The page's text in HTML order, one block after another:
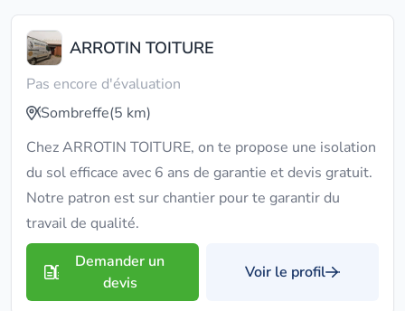
ARROTIN TOITURE
Pas encore d'évaluation
Sombreffe(5 km)
Chez ARROTIN TOITURE, on te propose une isolation
du sol efficace avec 6 ans de garantie et devis gratuit.
Notre patron est sur chantier pour te garantir du
travail de qualité.
Demander un
devis
Voir le profil